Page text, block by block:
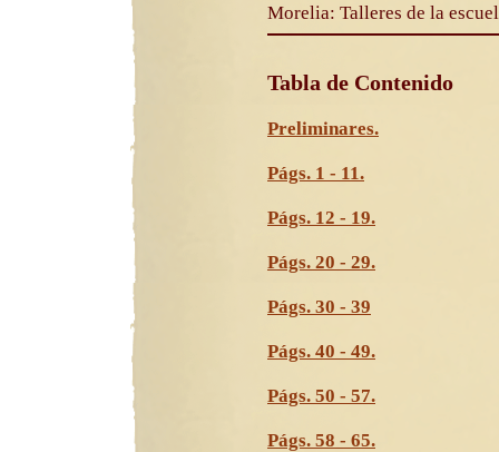
Morelia: Talleres de la
Tabla de Contenido
Preliminares.
Págs. 1 - 11.
Págs. 12 - 19.
Págs. 20 - 29.
Págs. 30 - 39
Págs. 40 - 49.
Págs. 50 - 57.
Págs. 58 - 65.